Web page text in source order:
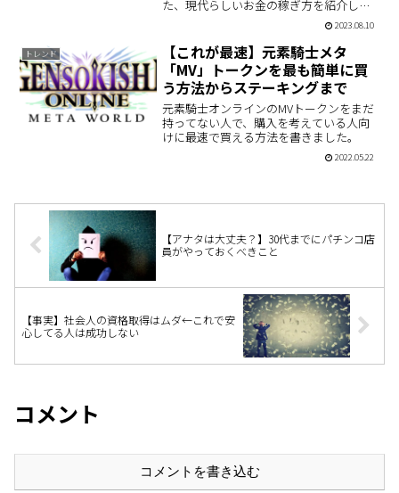
た、現代らしいお金の稼ぎ方を紹介しま
2023.08.10
トレンド
【これが最速】元素騎士メタ
「MV」トークンを最も簡単に買
う方法からステーキングまで
元素騎士オンラインのMVトークンをまだ
持ってない人で、購入を考えている人向
けに最速で買える方法を書きました。
2022.05.22
【アナタは大丈夫？】30代までにパチンコ店
員がやっておくべきこと
【事実】社会人の資格取得はムダ←これで安
心してる人は成功しない
コメント
コメントを書き込む